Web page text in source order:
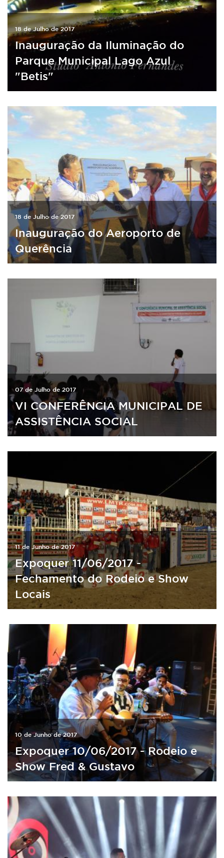
18 de Julho de 2017
Inauguração da Iluminação do
Parque Municipal Lago Azul
"Betis"
18 de Julho de 2017
Inauguração do Aeroporto de
Querência
07 de Julho de 2017
VI CONFERÊNCIA MUNICIPAL DE
ASSISTÊNCIA SOCIAL
11 de Junho de 2017
Expoquer 11/06/2017 -
Fechamento do Rodeio e Show
Locais
10 de Junho de 2017
Expoquer 10/06/2017 - Rodeio e
Show Fred & Gustavo